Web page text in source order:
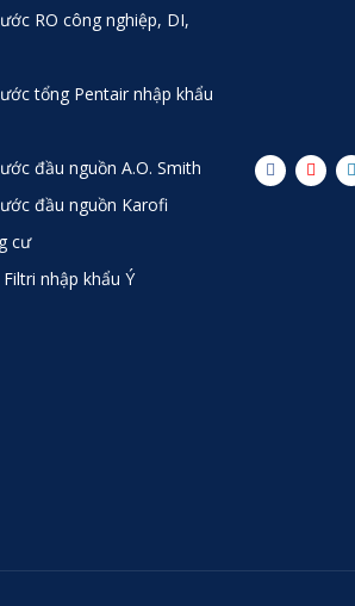
RO công nghiệp, DI,
tổng Pentair nhập khẩu
đầu nguồn A.O. Smith
đầu nguồn Karofi
cư
nhập khẩu Ý